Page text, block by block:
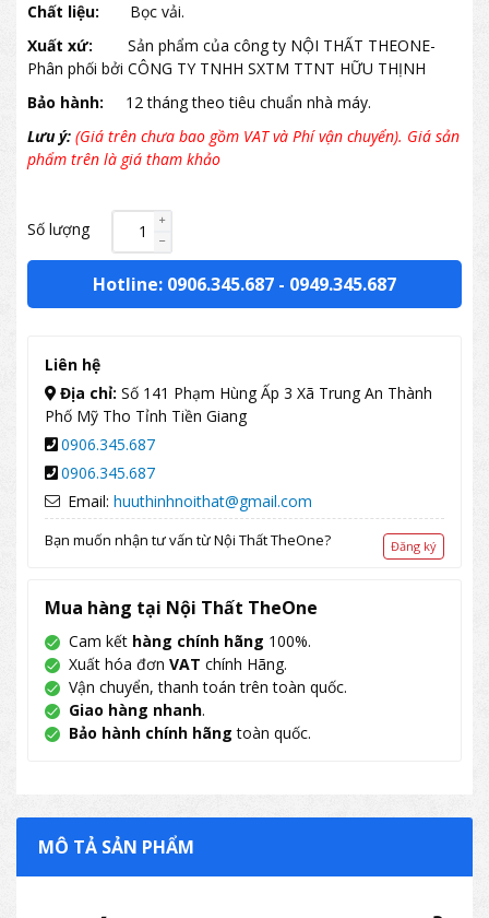
Chất liệu:
Bọc vải.
Xuất xứ:
Sản phẩm của công ty NỘI THẤT THEONE-
Phân phối bởi CÔNG TY TNHH SXTM TTNT HỮU THỊNH
Bảo hành:
12 tháng theo tiêu chuẩn nhà máy.
Lưu ý: (Giá trên chưa bao gồm VAT và Phí vận chuyển). Giá sản
phẩm trên là giá tham khảo
Số lượng
Hotline: 0906.345.687 - 0949.345.687
Liên hệ
Địa chỉ: Số 141 Phạm Hùng Ấp 3 Xã Trung An Thành
Phố Mỹ Tho Tỉnh Tiền Giang
0906.345.687
0906.345.687
Email: huuthinhnoithat@gmail.com
Bạn muốn nhận tư vấn từ Nội Thất TheOne? Đăng ký
Mua hàng tại Nội Thất TheOne
Cam kết hàng chính hãng 100%.
Xuất hóa đơn VAT chính Hãng.
Vận chuyển, thanh toán trên toàn quốc.
Giao hàng nhanh.
Bảo hành chính hãng toàn quốc.
MÔ TẢ SẢN PHẨM